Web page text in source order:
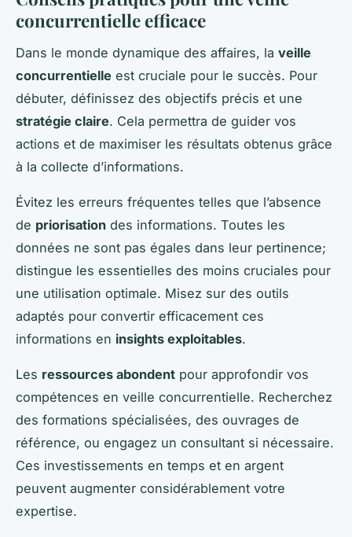
concurrentielle efficace
Dans le monde dynamique des affaires, la veille
concurrentielle est cruciale pour le succès. Pour
débuter, définissez des objectifs précis et une
stratégie claire. Cela permettra de guider vos
actions et de maximiser les résultats obtenus grâce
à la collecte d’informations.
Évitez les erreurs fréquentes telles que l’absence
de priorisation des informations. Toutes les
données ne sont pas égales dans leur pertinence;
distingue les essentielles des moins cruciales pour
une utilisation optimale. Misez sur des outils
adaptés pour convertir efficacement ces
informations en insights exploitables.
Les ressources abondent pour approfondir vos
compétences en veille concurrentielle. Recherchez
des formations spécialisées, des ouvrages de
référence, ou engagez un consultant si nécessaire.
Ces investissements en temps et en argent
peuvent augmenter considérablement votre
expertise.